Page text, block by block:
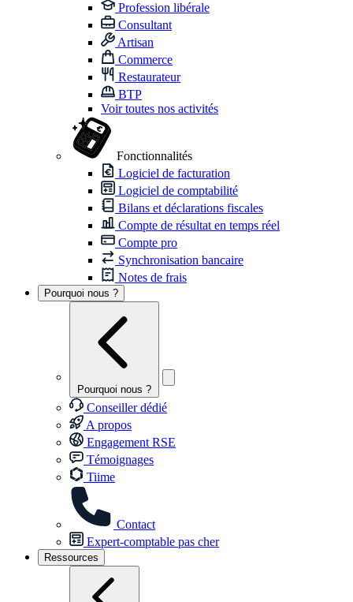
Profession libérale
Consultant
Artisan
Commerce
Restaurateur
BTP
Voir toutes nos activités
Fonctionnalités
Logiciel de facturation
Logiciel de comptabilité
Bilans et déclarations fiscales
Compte de résultat en temps réel
Compte pro
Synchronisation bancaire
Notes de frais
Pourquoi nous ?
Pourquoi nous ?
Conseiller dédié
A propos
Engagement RSE
Témoignages
Tiime
Contact
Expert-comptable pas cher
Ressources